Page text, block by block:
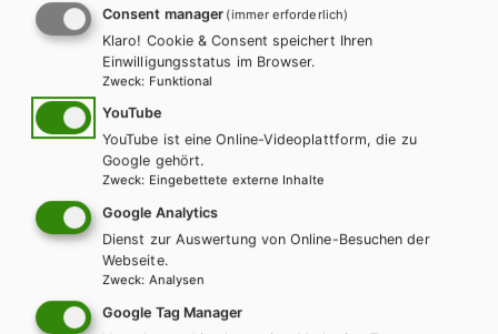
g
o
p
o
m
Ändern Sie die Suchkriterien oder setzten Sie die Suche
zurück.
Zurücksetzen
Wir sind gerne für Sie da!
Consent manager (immer erforderlich)
Klaro! Cookie & Consent speichert Ihren
Einwilligungsstatus im Browser.
Zweck: Funktional
YouTube
YouTube ist eine Online-Videoplattform, die zu
Google gehört.
Zweck: Eingebettete externe Inhalte
Google Analytics
Dienst zur Auswertung von Online-Besuchen der
Webseite.
Zweck: Analysen
Google Tag Manager